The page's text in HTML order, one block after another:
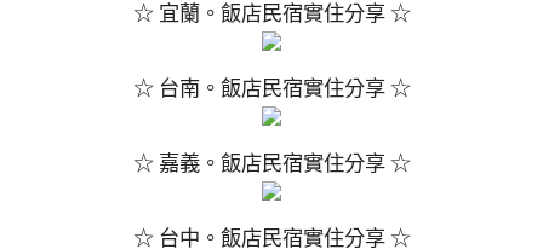
☆ 宜蘭。飯店民宿實住分享 ☆
☆ 台南。飯店民宿實住分享 ☆
☆ 嘉義。飯店民宿實住分享 ☆
☆ 台中。飯店民宿實住分享 ☆